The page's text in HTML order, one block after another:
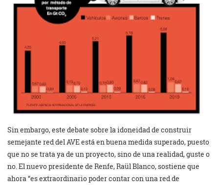
Sin embargo, este debate sobre la idoneidad de construir
semejante red del AVE está en buena medida superado, puesto
que no se trata ya de un proyecto, sino de una realidad, guste o
no. El nuevo presidente de Renfe, Raül Blanco, sostiene que
ahora “es extraordinario poder contar con una red de